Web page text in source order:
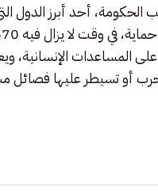
الحكومة، أحد أبرز الدول
المساعدات الإنسانية،
أو تسيطر عليها فصائل